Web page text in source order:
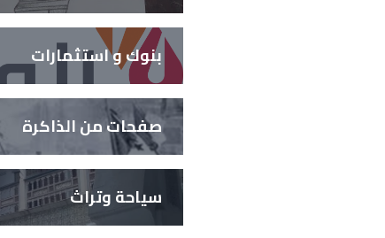
بنوك و استثمارات
صفحات من الذاكرة
سياحة وتراث